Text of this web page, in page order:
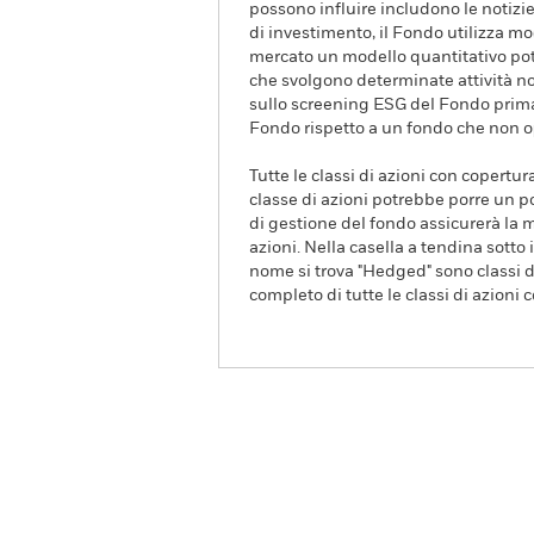
possono influire includono le
di investimento, il Fondo utilizza
mercato un modello quantitativo
che svolgono determinate attività
sullo screening ESG del Fondo
Fondo rispetto a un fondo che non
Tutte le classi di azioni con
classe di azioni potrebbe porre un
di gestione del fondo assicurerà la
azioni. Nella casella a tendina
nome si trova "Hedged" sono
completo di tutte le classi di azioni